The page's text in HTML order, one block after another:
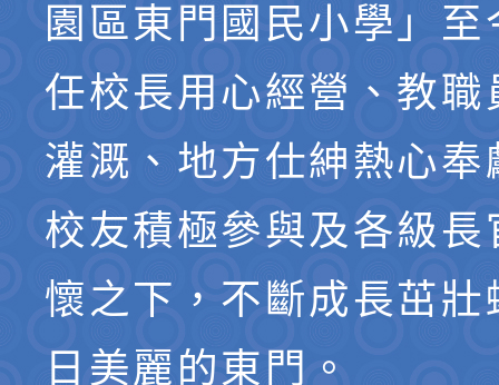
園區東門國民小學」
任校長用心經營、教職
灌溉、地方仕紳熱心奉
校友積極參與及各級長
懷之下，不斷成長茁壯
日美麗的東門。